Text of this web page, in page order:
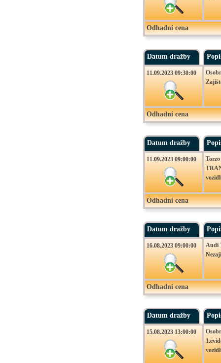
Odhadní cena
Datum dražby
11.09.2023 09:30:00
Odhadní cena
Datum dražby
11.09.2023 09:00:00
Odhadní cena
Datum dražby
16.08.2023 09:00:00
Audi
Odhadní cena
Datum dražby
15.08.2023 13:00:00